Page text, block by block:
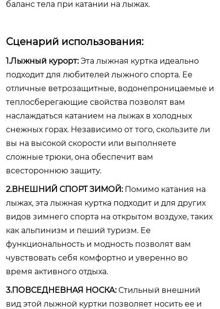
баланс тела при катании на лыжах.
Сценарий использования:
1.Лыжный курорт:Эта лыжная куртка идеально
подходит для любителей лыжного спорта. Ее
отличные ветрозащитные, водонепроницаемые и
теплосберегающие свойства позволят вам
наслаждаться катанием на лыжах в холодных
снежных горах. Независимо от того, скользите ли
вы на высокой скорости или выполняете
сложные трюки, она обеспечит вам
всестороннюю защиту.
2.ВНЕШНИЙ СПОРТ ЗИМОЙ:Помимо катания на
лыжах, эта лыжная куртка подходит и для других
видов зимнего спорта на открытом воздухе, таких
как альпинизм и пеший туризм. Ее
функциональность и модность позволят вам
чувствовать себя комфортно и уверенно во
время активного отдыха.
3.ПОВСЕДНЕВНАЯ НОСКА:Стильный внешний
вид этой лыжной куртки позволяет носить ее и